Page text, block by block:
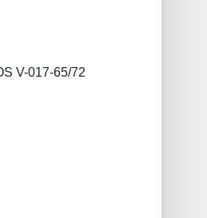
V-017-65/72